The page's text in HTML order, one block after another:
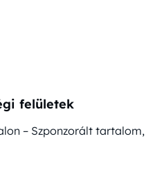
felületek
– Szponzorált tartalom,